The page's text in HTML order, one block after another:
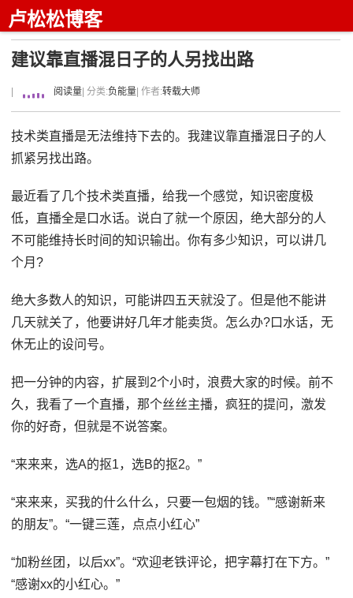
卢松松博客
建议靠直播混日子的人另找出路
阅读量 | 分类:负能量 | 作者:转载大师
技术类直播是无法维持下去的。我建议靠直播混日子的人
抓紧另找出路。
最近看了几个技术类直播，给我一个感觉，知识密度极
低，直播全是口水话。说白了就一个原因，绝大部分的人
不可能维持长时间的知识输出。你有多少知识，可以讲几
个月?
绝大多数人的知识，可能讲四五天就没了。但是他不能讲
几天就关了，他要讲好几年才能卖货。怎么办?口水话，无
休无止的设问号。
把一分钟的内容，扩展到2个小时，浪费大家的时候。前不
久，我看了一个直播，那个丝丝主播，疯狂的提问，激发
你的好奇，但就是不说答案。
“来来来，选A的抠1，选B的抠2。”
“来来来，买我的什么什么，只要一包烟的钱。”“感谢新来
的朋友”。“一键三莲，点点小红心”
“加粉丝团，以后xx”。“欢迎老铁评论，把字幕打在下方。”
“感谢xx的小红心。”